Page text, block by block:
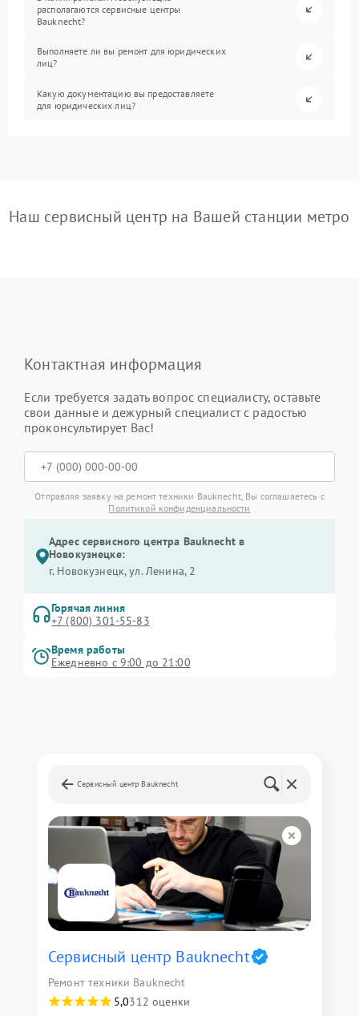
располагаются сервисные центры
Bauknecht?
Выполняете ли вы ремонт для юридических
лиц?
Какую документацию вы предоставляете
для юридических лиц?
Наш сервисный центр на Вашей станции метро
Контактная информация
Если требуется задать вопрос специалисту, оставьте
свои данные и дежурный специалист с радостью
проконсультирует Вас!
Отправляя заявку на ремонт техники Bauknecht, Вы соглашаетесь с
Политикой конфиденциальности
Адрес сервисного центра Bauknecht в
Новокузнецке:
г. Новокузнецк, ул. Ленина, 2
Горячая линия
+7 (800) 301-55-83
Время работы
Ежедневно с 9:00 до 21:00
Сервисный центр Bauknecht
Сервисный центр Bauknecht
Ремонт техники Bauknecht
5,0312 оценки